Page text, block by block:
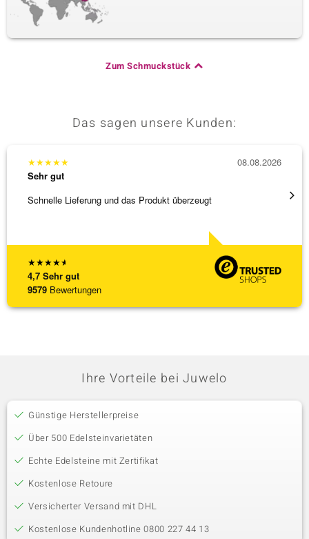
Zum Schmuckstück
Das sagen unsere Kunden:
★★★★★
4,7 Sehr gut
9579 Bewertungen
★★★★★
Sehr gut
Schnelle Lieferung und das Produkt überzeugt
08.08.2026
Ihre Vorteile bei Juwelo
Günstige Herstellerpreise
Über 500 Edelsteinvarietäten
Echte Edelsteine mit Zertifikat
Kostenlose Retoure
Versicherter Versand mit DHL
Kostenlose Kundenhotline 0800 227 44 13